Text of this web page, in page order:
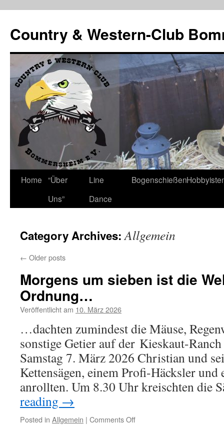
Country & Western-Club
Skip
Home “Über
Uns”
Line
Dance
Bogenschießen
Category Archives:Allgemein
← Older posts
Morgens um sieben ist die
Ordnung…
Veröffentlicht am 10. März 2026
…dachten zumindest die Mäuse,
sonstige Getier auf der Kieskaut-
Samstag 7. März 2026 Christian und
Kettensägen, einem Profi-Häcksler
anrollten. Um 8.30 Uhr kreischten die
reading →
Posted in Allgemein | Comments Offon